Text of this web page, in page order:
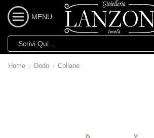
MENU
Home Dodo Collane